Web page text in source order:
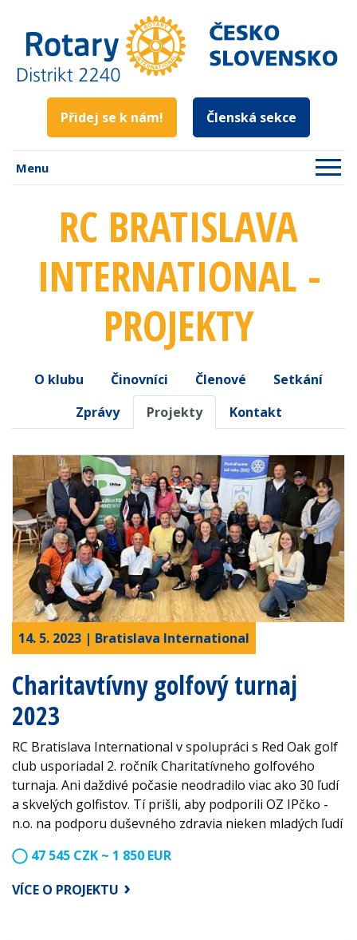
Přidej se k nám! Členská sekce
Menu
RC BRATISLAVA
INTERNATIONAL -
PROJEKTY
O klubu Činovníci Členové
Setkání
Zprávy
Projekty Kontakt
14. 5. 2023 | Bratislava International
Charitavtívny golfový turnaj
2023
RC Bratislava International v spolupráci s Red Oak golf
club usporiadal 2. ročník Charitatívneho golfového
turnaja. Ani daždivé počasie neodradilo viac ako 30 ľudí
a skvelých golfistov. Tí prišli, aby podporili OZ IPčko -
n.o. na podporu duševného zdravia nieken mladých ľudí
47 545 CZK ~ 1 850 EUR
VÍCE O PROJEKTU